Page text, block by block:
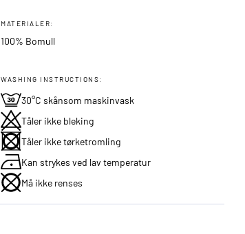
MATERIALER:
100% Bomull
WASHING INSTRUCTIONS:
30°C skånsom maskinvask
Tåler ikke bleking
Tåler ikke tørketromling
Kan strykes ved lav temperatur
Må ikke renses